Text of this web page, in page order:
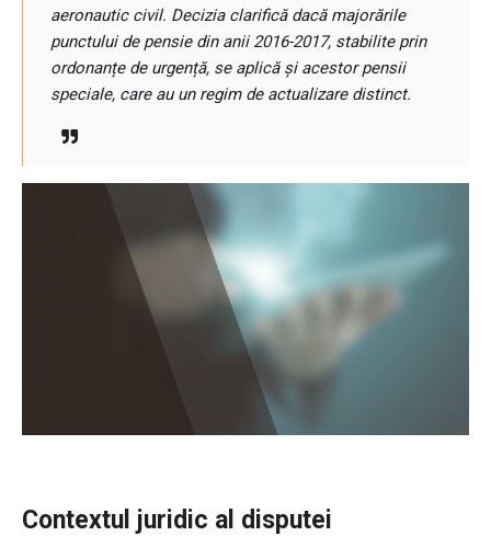
aeronautic civil. Decizia clarifică dacă majorările
punctului de pensie din anii 2016-2017, stabilite prin
ordonanțe de urgență, se aplică și acestor pensii
speciale, care au un regim de actualizare distinct.
Contextul juridic al disputei